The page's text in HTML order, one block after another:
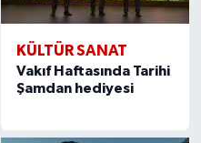
KÜLTÜR SANAT
Vakıf Haftasında Tarihi
Şamdan hediyesi